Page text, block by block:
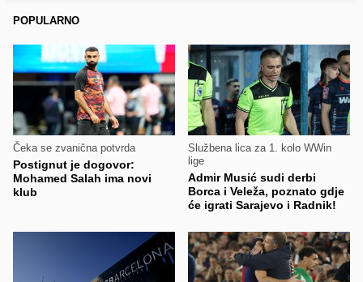
POPULARNO
Čeka se zvanična potvrda
Postignut je dogovor:
Mohamed Salah ima novi
klub
Službena lica za 1. kolo WWin
lige
Admir Musić sudi derbi
Borca i Veleža, poznato gdje
će igrati Sarajevo i Radnik!